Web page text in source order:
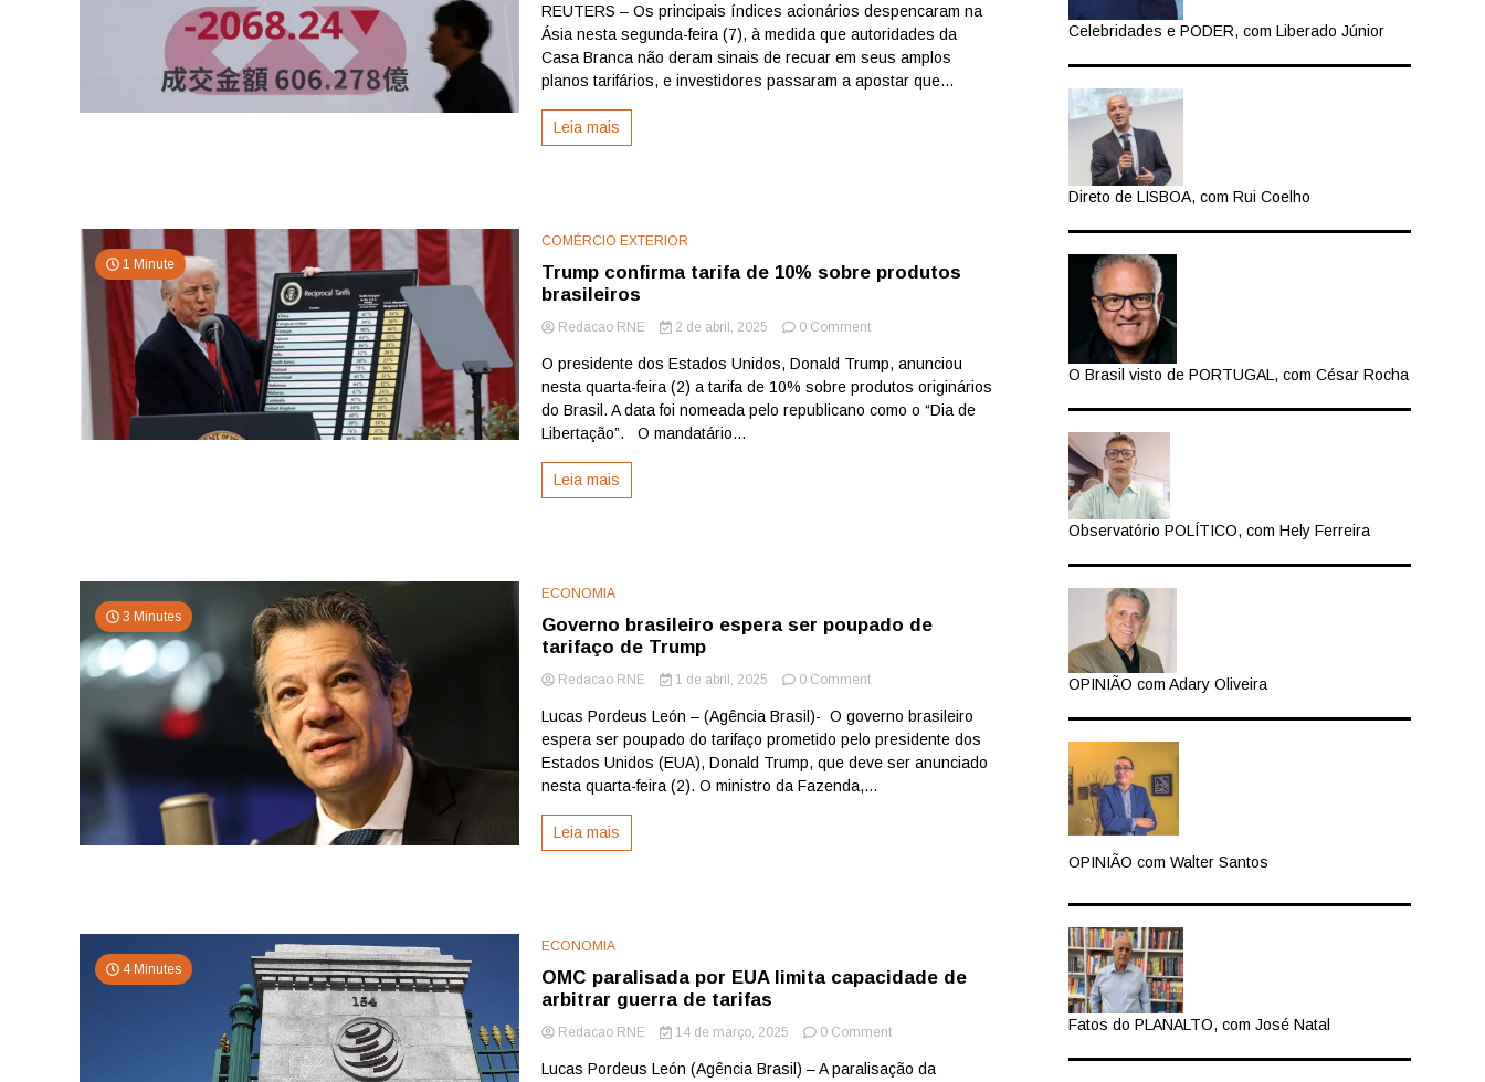
despencam
na
Ásia
nesta
segunda
REUTERS – Os principais índices acionários despencaram na
Ásia nesta segunda-feira (7), à medida que autoridades da
Casa Branca não deram sinais de recuar em seus amplos
planos tarifários, e investidores passaram a apostar que...
Leia mais
1 Minute
COMÉRCIO EXTERIOR
Trump confirma tarifa de 10% sobre produtos
brasileiros
Redacao RNE 2 de abril, 2025 0 Commenton
confirma
tarifa
de
O presidente dos Estados Unidos, Donald Trump, anunciou
nesta quarta-feira (2) a tarifa de 10% sobre produtos originários
do Brasil. A data foi nomeada pelo republicano como o “Dia de
Libertação”. O mandatário...
Leia mais
3 Minutes
ECONOMIA
Governo brasileiro espera ser poupado de
tarifaço de Trump
Redacao RNE 1 de abril, 2025 0 Commenton
brasileiro
espera
ser
Lucas Pordeus León – (Agência Brasil)- O governo brasileiro
espera ser poupado do tarifaço prometido pelo presidente dos
Estados Unidos (EUA), Donald Trump, que deve ser anunciado
nesta quarta-feira (2). O ministro da Fazenda,...
Leia mais
4 Minutes
ECONOMIA
OMC paralisada por EUA limita capacidade de
arbitrar guerra de tarifas
Redacao RNE 14 de março, 2025 0 Commenton
paralisada
Lucas Pordeus León (Agência Brasil) – A paralisação da
Celebridades e PODER, com Liberado Júnior
Direto de LISBOA, com Rui Coelho
O Brasil visto de PORTUGAL, com César Rocha
Observatório POLÍTICO, com Hely Ferreira
OPINIÃO com Adary Oliveira
OPINIÃO com Walter Santos
Fatos do PLANALTO, com José Natal